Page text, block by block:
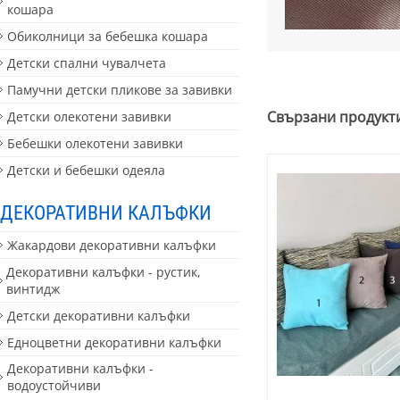
кошара
Обиколници за бебешка кошара
Детски спални чувалчета
Памучни детски пликове за завивки
Детски олекотени завивки
Бебешки олекотени завивки
Детски и бебешки одеяла
ДЕКОРАТИВНИ КАЛЪФКИ
Жакардови декоративни калъфки
Декоративни калъфки - рустик,
винтидж
Детски декоративни калъфки
Едноцветни декоративни калъфки
Декоративни калъфки -
водоустойчиви
Свързани